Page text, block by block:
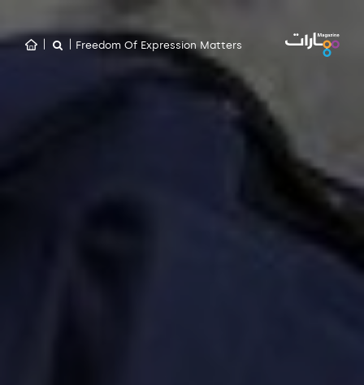
Freedom Of Expression Matters